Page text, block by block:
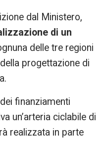
dal Ministero,
di un
delle tre regioni
progettazione di
finanziamenti
un’arteria ciclabile di
realizzata in parte